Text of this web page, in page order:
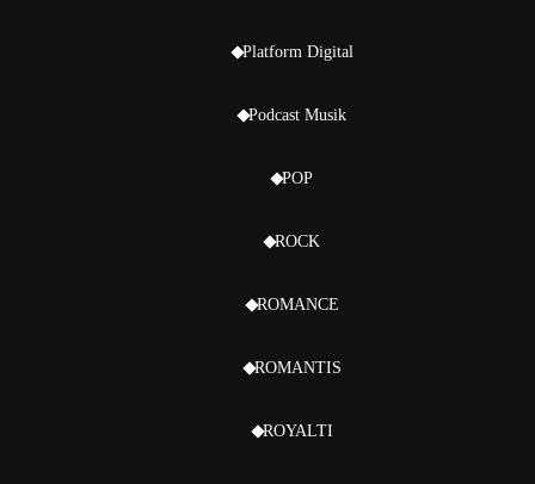
Platform Digital
Podcast Musik
POP
ROCK
ROMANCE
ROMANTIS
ROYALTI